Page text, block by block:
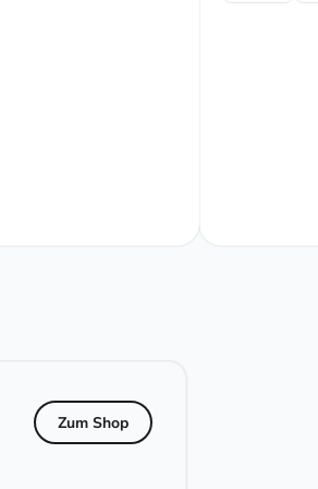
Zum Shop